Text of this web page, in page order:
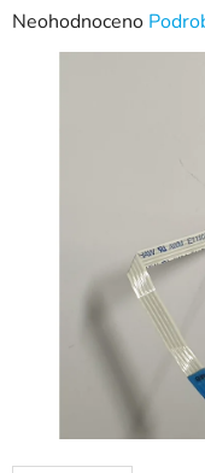
Průměrné
hodnocení
Neohodnoceno